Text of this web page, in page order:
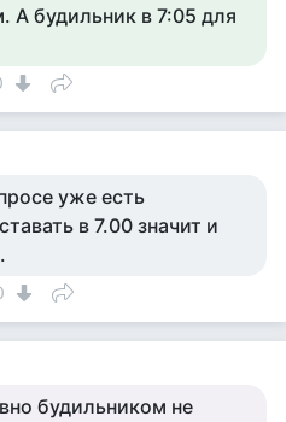
А будильник в 7:05 для
уже есть
в 7.00 значит и
будильником не